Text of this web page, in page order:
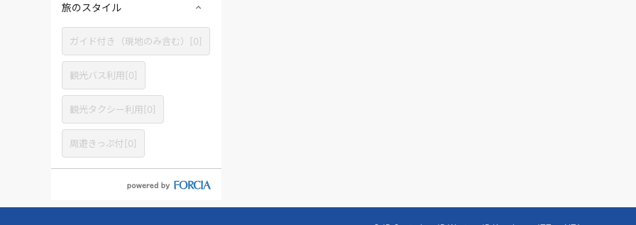
旅のスタイル
ガイド付き（現地のみ含む）[0]
観光バス利用[0]
観光タクシー利用[0]
周遊きっぷ付[0]